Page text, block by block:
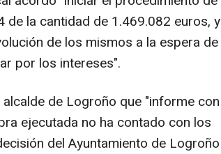
la cantidad de 1.469.082 euros, y
de los mismos a la espera de
por los intereses".
de Logroño que "informe con
ejecutada no ha contado con los
del Ayuntamiento de Logroño